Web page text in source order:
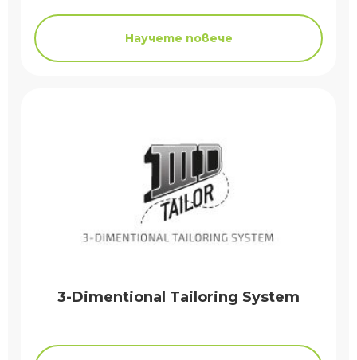
Научете повече
3-Dimentional Tailoring System